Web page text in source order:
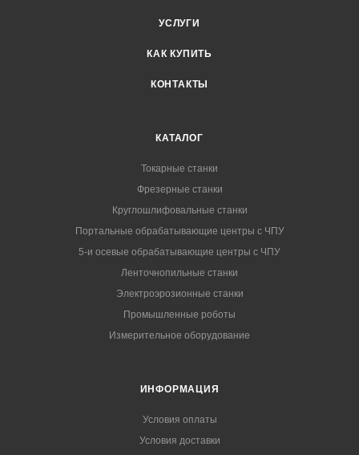
УСЛУГИ
КАК КУПИТЬ
КОНТАКТЫ
КАТАЛОГ
Токарные станки
Фрезерные станки
Круглошлифовальные станки
Портальные обрабатывающие центры с ЧПУ
5-и осевые обрабатывающие центры с ЧПУ
Ленточнопильные станки
Электроэрозионные станки
Промышленные роботы
Измерительное оборудование
ИНФОРМАЦИЯ
Условия оплаты
Условия доставки